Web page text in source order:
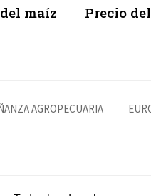
maíz Precio
AGROPECUARIA